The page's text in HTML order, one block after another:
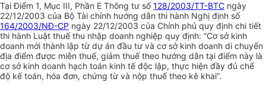
Tại Điểm 1, Mục III, Phần E Thông tư số128/2003/TT-BTC ngày
22/12/2003 của Bộ Tài chính hướng dẫn thi hành Nghị định số
164/2003/NĐ-CP ngày 22/12/2003 của Chính phủ quy định chi tiết
thi hành Luật thuế thu nhập doanh nghiệp quy định: “Cơ sở kinh
doanh mới thành lập từ dự án đầu tư và cơ sở kinh doanh di chuyển
địa điểm được miễn thuế, giảm thuế theo hướng dẫn tại điểm này là
cơ sở kinh doanh hạch toán kinh tế độc lập, thực hiện đầy đủ chế
độ kế toán, hóa đơn, chứng từ và nộp thuế theo kê khai”.